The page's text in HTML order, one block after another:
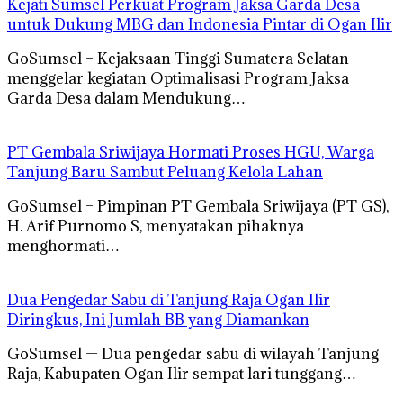
Kejati Sumsel Perkuat Program Jaksa Garda Desa
untuk Dukung MBG dan Indonesia Pintar di Ogan Ilir
GoSumsel – Kejaksaan Tinggi Sumatera Selatan
menggelar kegiatan Optimalisasi Program Jaksa
Garda Desa dalam Mendukung…
PT Gembala Sriwijaya Hormati Proses HGU, Warga
Tanjung Baru Sambut Peluang Kelola Lahan
GoSumsel – Pimpinan PT Gembala Sriwijaya (PT GS),
H. Arif Purnomo S, menyatakan pihaknya
menghormati…
Dua Pengedar Sabu di Tanjung Raja Ogan Ilir
Diringkus, Ini Jumlah BB yang Diamankan
GoSumsel — Dua pengedar sabu di wilayah Tanjung
Raja, Kabupaten Ogan Ilir sempat lari tunggang…